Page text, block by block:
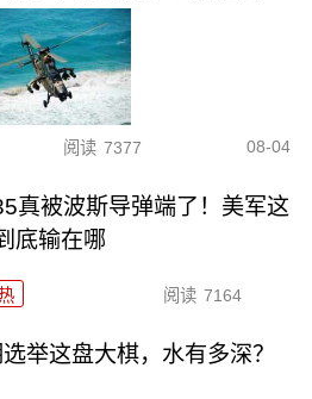
阅读 7377 08-04
真被波斯导弹端了！美军这
底输在哪
阅读 7164
举这盘大棋，水有多深？